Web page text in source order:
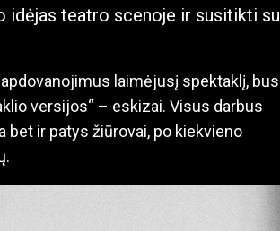
idėjas teatro scenoje ir susitikti su
laimėjusį spektaklį, bus
versijos“ – eskizai. Visus darbus
ir patys žiūrovai, po kiekvieno